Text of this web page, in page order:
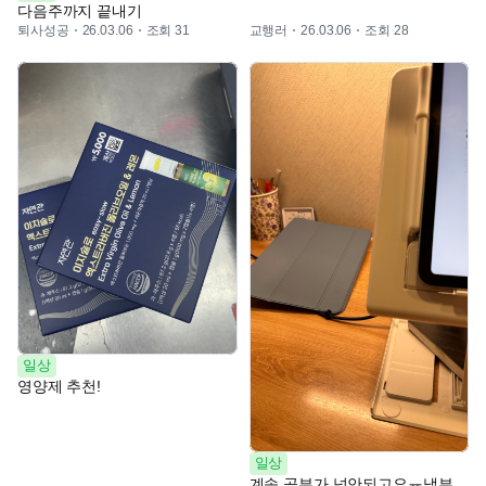
다음주까지 끝내기
퇴사성공 26.03.06 조회 31 교행러 26.03.06 조회 28
일상
영양제 추천!
일상